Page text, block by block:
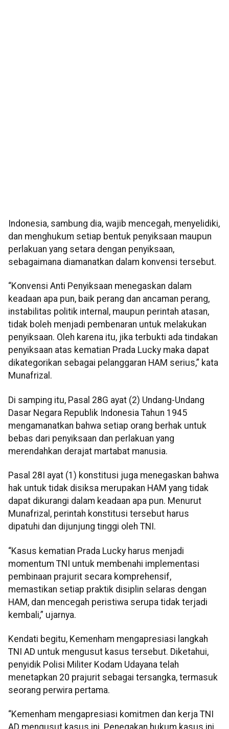
Indonesia, sambung dia, wajib mencegah, menyelidiki,
dan menghukum setiap bentuk penyiksaan maupun
perlakuan yang setara dengan penyiksaan,
sebagaimana diamanatkan dalam konvensi tersebut.
“Konvensi Anti Penyiksaan menegaskan dalam
keadaan apa pun, baik perang dan ancaman perang,
instabilitas politik internal, maupun perintah atasan,
tidak boleh menjadi pembenaran untuk melakukan
penyiksaan. Oleh karena itu, jika terbukti ada tindakan
penyiksaan atas kematian Prada Lucky maka dapat
dikategorikan sebagai pelanggaran HAM serius,” kata
Munafrizal.
Di samping itu, Pasal 28G ayat (2) Undang-Undang
Dasar Negara Republik Indonesia Tahun 1945
mengamanatkan bahwa setiap orang berhak untuk
bebas dari penyiksaan dan perlakuan yang
merendahkan derajat martabat manusia.
Pasal 28I ayat (1) konstitusi juga menegaskan bahwa
hak untuk tidak disiksa merupakan HAM yang tidak
dapat dikurangi dalam keadaan apa pun. Menurut
Munafrizal, perintah konstitusi tersebut harus
dipatuhi dan dijunjung tinggi oleh TNI.
“Kasus kematian Prada Lucky harus menjadi
momentum TNI untuk membenahi implementasi
pembinaan prajurit secara komprehensif,
memastikan setiap praktik disiplin selaras dengan
HAM, dan mencegah peristiwa serupa tidak terjadi
kembali,” ujarnya.
Kendati begitu, Kemenham mengapresiasi langkah
TNI AD untuk mengusut kasus tersebut. Diketahui,
penyidik Polisi Militer Kodam Udayana telah
menetapkan 20 prajurit sebagai tersangka, termasuk
seorang perwira pertama.
“Kemenham mengapresiasi komitmen dan kerja TNI